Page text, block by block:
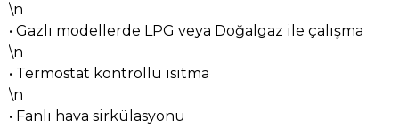
\n
• Gazlı modellerde LPG veya Doğalgaz ile çalışma
\n
• Termostat kontrollü ısıtma
\n
• Fanlı hava sirkülasyonu